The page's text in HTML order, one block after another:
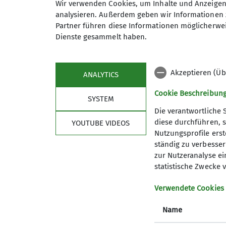
scholzenrico@web.de
Qualifikationen
Maximale Teilnehmeranzahl
Im
Wir verwenden Cookies, um Inhalte und
analysieren. Außerdem geben wir
Partner führen diese Informationen
Dienste gesammelt haben.
ANALYTICS
SYSTEM
YOUTUBE VIDEOS
Akzeptieren
Cookie
Die verantwortliche
diese durchführen,
Nutzungsprofile
ständig zu
zur Nutzeranalyse
statistische Zwecke
Verwendete Cookies
Name